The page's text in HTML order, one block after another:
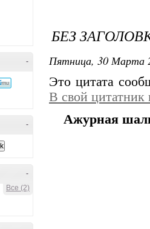
-
-
-
Все (2)
БЕЗ
Пятница, 30 Марта
Это цитата
В свой цитатник
Ажурная